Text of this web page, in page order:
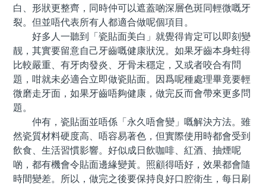
白、形狀更整齊，同時仲可以遮蓋啲深層色斑同輕微嘅牙
裂。但並唔代表所有人都適合做呢個項目。
好多人一聽到「瓷貼面美白」就覺得肯定可以即刻變
靓，其實要留意自己牙齒嘅健康狀況。如果牙齒本身蛀得
比較嚴重、有牙肉發炎、牙骨未穩定，又或者咬合有問
題，咁就未必適合立即做瓷貼面。因爲呢種處理畢竟要輕
微磨走牙面，如果牙齒唔夠健康，做完反而會帶來更多問
題。
仲有，瓷貼面並唔係「永久唔會變」嘅解決方法。雖
然瓷質材料硬度高、唔容易著色，但實際使用時都會受到
飲食、生活習慣影響。好似成日飲咖啡、紅酒、抽煙呢
啲，都有機會令貼面邊緣變黃。照顧得唔好，效果都會隨
時間變差。所以，做完之後要保持良好口腔衛生，每日刷